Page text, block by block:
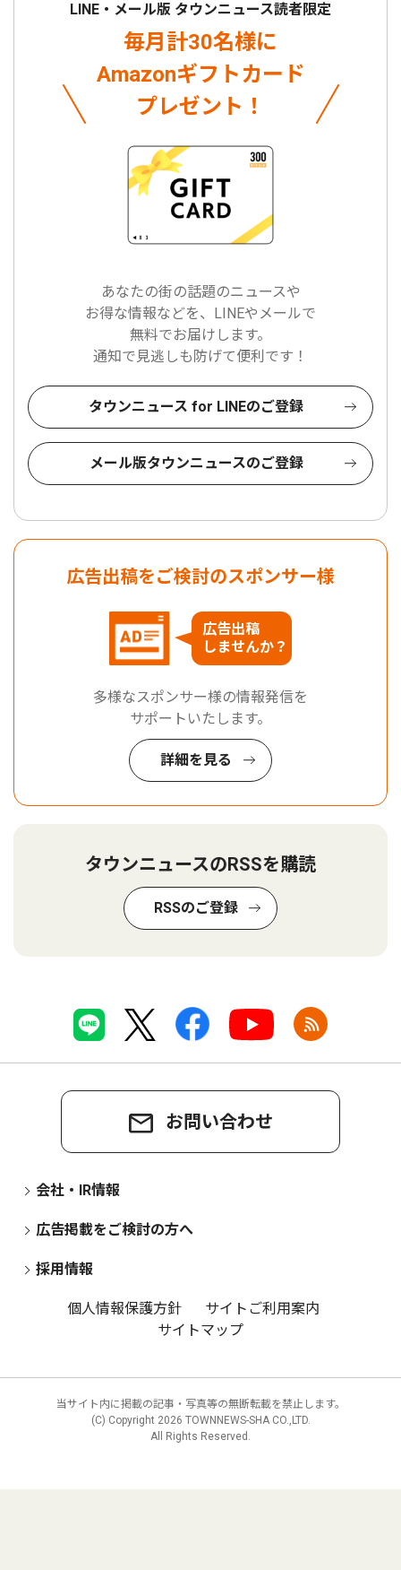
LINE・メール版 タウンニュース読者限定
毎月計30名様に
Amazonギフトカード
プレゼント！
あなたの街の話題のニュースや
お得な情報などを、LINEやメールで
無料でお届けします。
通知で見逃しも防げて便利です！
タウンニュース for LINEのご登録
メール版タウンニュースのご登録
広告出稿をご検討のスポンサー様
広告出稿
しませんか？
多様なスポンサー様の情報発信を
サポートいたします。
詳細を見る
タウンニュースのRSSを購読
RSSのご登録
お問い合わせ
会社・IR情報
広告掲載をご検討の方へ
採用情報
個人情報保護方針
サイトご利用案内
サイトマップ
当サイト内に掲載の記事・写真等の無断転載を禁止します。
(C) Copyright 2026 TOWNNEWS-SHA CO.,LTD.
All Rights Reserved.